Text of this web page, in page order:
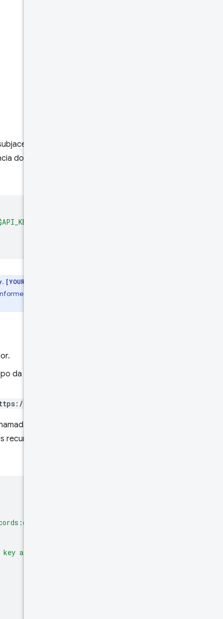
no nível da
do usuário de uma origem
. [YOUR_API_KEY]
descrito na
da solicitação contém
web.dev
de API e retorna a
recursos, incluindo histórico
a key at https://goo.gle/crux-api-key.'